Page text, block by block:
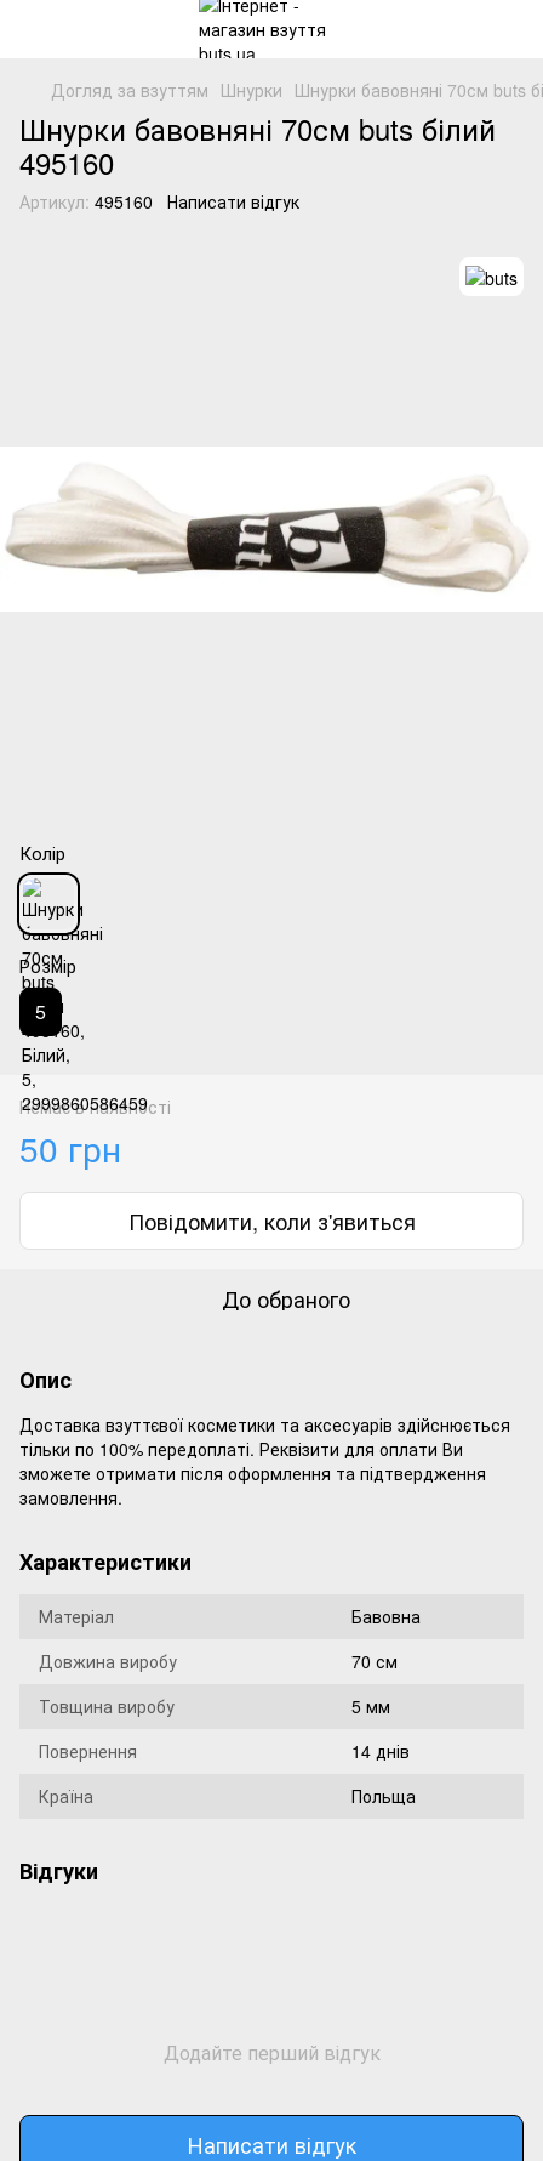
Догляд за взуттям Шнурки Шнурки бавовняні 70см buts
Шнурки бавовняні 70см buts білий
495160
Артикул: 495160 Написати відгук
Колір
Розмір
5
Немає в наявності
50 грн
Повідомити, коли з'явиться
До обраного
Опис
Доставка взуттєвої косметики та аксесуарів здійснюється
тільки по 100% передоплаті. Реквізити для оплати Ви
зможете отримати після оформлення та підтвердження
замовлення.
Характеристики
Матеріал
Бавовна
Довжина виробу
70 см
Товщина виробу
5 мм
Повернення
14 днів
Країна
Польща
Відгуки
Додайте перший відгук
Написати відгук